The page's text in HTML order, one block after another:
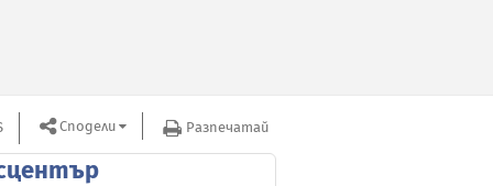
Сподели Разпечатай